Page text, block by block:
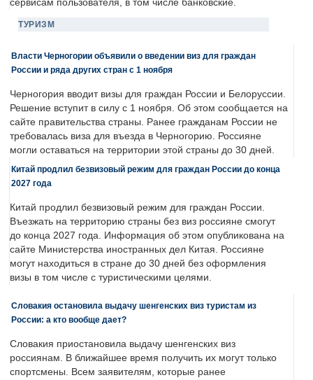
сервисам пользователя, в том числе банковские.
ТУРИЗМ
Власти Черногории объявили о введении виз для граждан
России и ряда других стран с 1 ноября
Черногория вводит визы для граждан России и Белоруссии.
Решение вступит в силу с 1 ноября. Об этом сообщается на
сайте правительства страны. Ранее гражданам России не
требовалась виза для въезда в Черногорию. Россияне
могли оставаться на территории этой страны до 30 дней.
Китай продлил безвизовый режим для граждан России до конца
2027 года
Китай продлил безвизовый режим для граждан России.
Въезжать на территорию страны без виз россияне смогут
до конца 2027 года. Информация об этом опубликована на
сайте Министерства иностранных дел Китая. Россияне
могут находиться в стране до 30 дней без оформления
визы в том числе с туристическими целями.
Словакия остановила выдачу шенгенских виз туристам из
России: а кто вообще дает?
Словакия приостановила выдачу шенгенских виз
россиянам. В ближайшее время получить их могут только
спортсмены. Всем заявителям, которые ранее